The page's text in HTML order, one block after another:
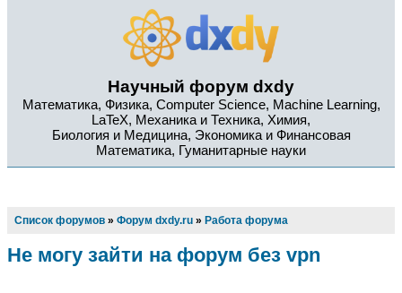
Научный форум dxdy
Математика, Физика, Computer Science, Machine Learning,
LaTeX, Механика и Техника, Химия,
Биология и Медицина, Экономика и Финансовая
Математика, Гуманитарные науки
Список форумов » Форум dxdy.ru » Работа форума
Не могу зайти на форум без vpn